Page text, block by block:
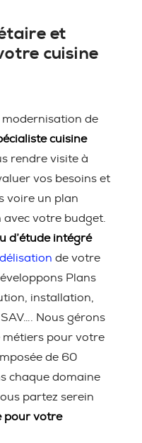
et
cuisine
de
cuisine
rendre visite à
vos besoins et
voire un plan
votre budget.
d’étude intégré
de votre
Plans
installation,
Nous gérons
métiers pour votre
de 60
chaque domaine
partez serein
pour votre